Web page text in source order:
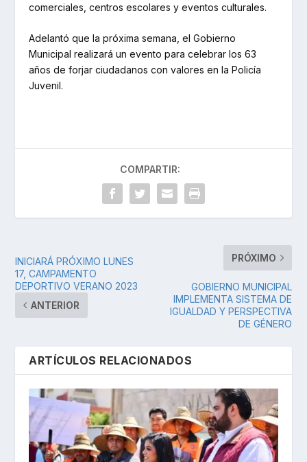
comerciales, centros escolares y eventos culturales.
Adelantó que la próxima semana, el Gobierno
Municipal realizará un evento para celebrar los 63
años de forjar ciudadanos con valores en la Policía
Juvenil.
COMPARTIR:
INICIARÁ PRÓXIMO LUNES
17, CAMPAMENTO
DEPORTIVO VERANO 2023
ANTERIOR
PRÓXIMO
GOBIERNO MUNICIPAL
IMPLEMENTA SISTEMA DE
IGUALDAD Y PERSPECTIVA
DE GÉNERO
ARTÍCULOS RELACIONADOS